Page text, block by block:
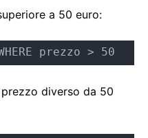
a 50 euro:
prezzo > 50
diverso da 50